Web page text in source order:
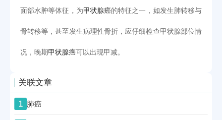
面部水肿等体征，为甲状腺癌的特征之一，如发生肺转移与
骨转移等，甚至发生病理性骨折，应仔细检查甲状腺部位情
况，晚期甲状腺癌可以出现甲减。
关联文章
1 肺癌